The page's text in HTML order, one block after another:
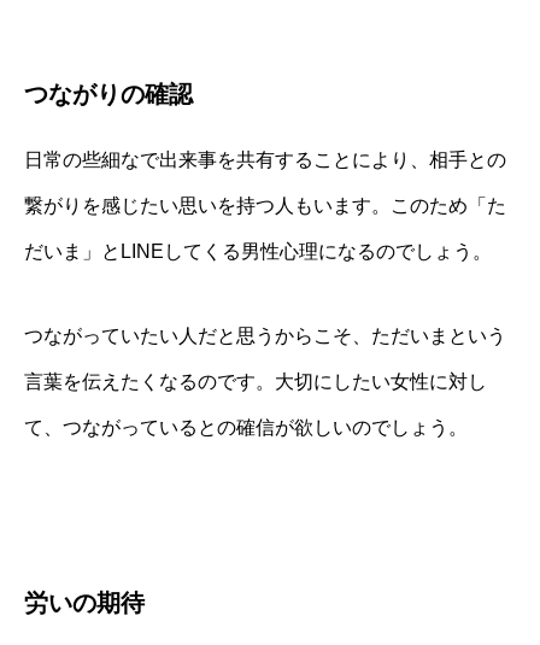
つながりの確認
日常の些細なで出来事を共有することにより、相手との
繋がりを感じたい思いを持つ人もいます。このため「た
だいま」とLINEしてくる男性心理になるのでしょう。
つながっていたい人だと思うからこそ、ただいまという
言葉を伝えたくなるのです。大切にしたい女性に対し
て、つながっているとの確信が欲しいのでしょう。
労いの期待